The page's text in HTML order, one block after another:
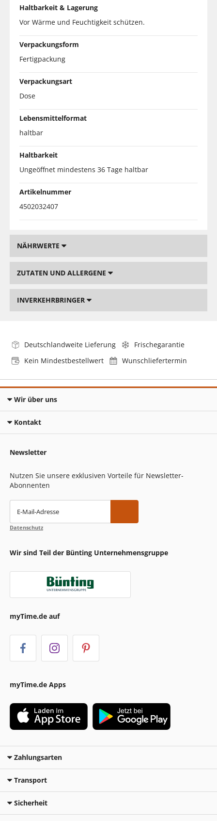
Haltbarkeit & Lagerung
Vor Wärme und Feuchtigkeit schützen.
Verpackungsform
Fertigpackung
Verpackungsart
Dose
Lebensmittelformat
haltbar
Haltbarkeit
Ungeöffnet mindestens 36 Tage haltbar
Artikelnummer
4502032407
NÄHRWERTE
ZUTATEN UND ALLERGENE
INVERKEHRBRINGER
Deutschlandweite Lieferung
Frischegarantie
Kein Mindestbestellwert
Wunschliefertermin
Wir über uns
Kontakt
Newsletter
Nutzen Sie unsere exklusiven Vorteile für Newsletter-
Abonnenten
E-Mail-Adresse
Datenschutz
Wir sind Teil der Bünting Unternehmensgruppe
myTime.de auf
myTime.de Apps
Zahlungsarten
Transport
Sicherheit